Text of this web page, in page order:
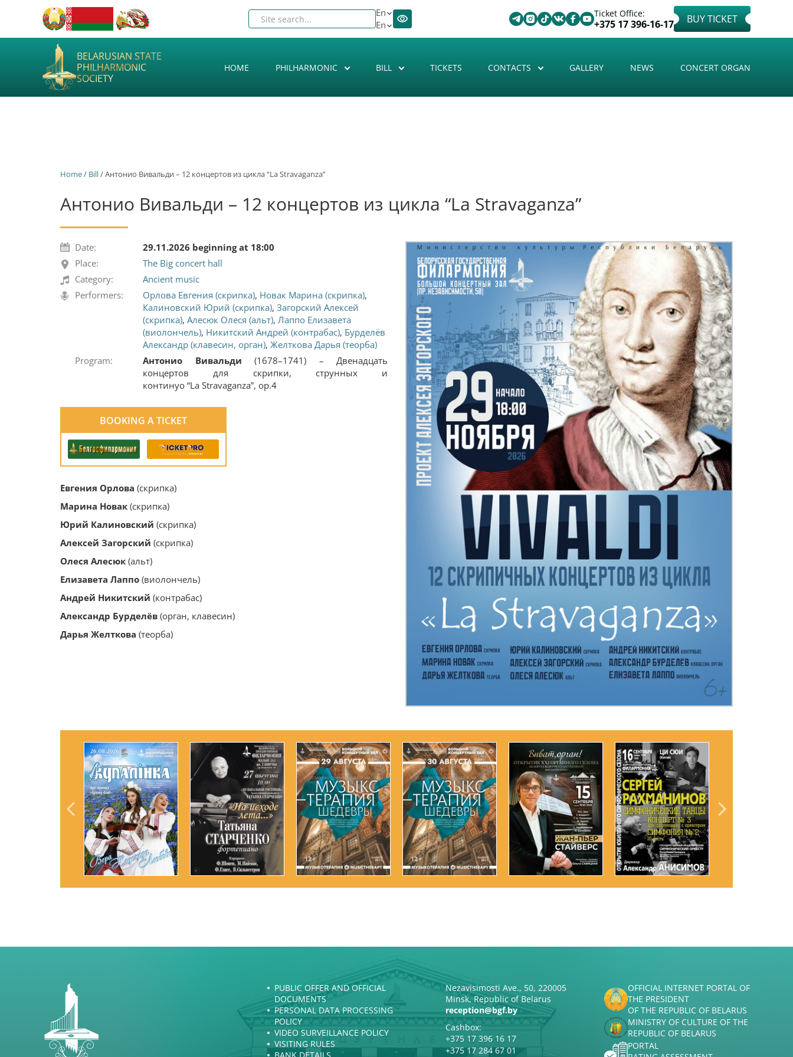
Ticket Office:
+375 17 396-16-17 BUY TICKET
En
En
BELARUSIAN STATE
PHILHARMONIC
SOCIETY
HOME PHILHARMONIC BILL TICKETS CONTACTS GALLERY NEWS CONCERT ORGAN
Home/ Bill/ Антонио Вивальди – 12 концертов из цикла “La Stravaganza”
Антонио Вивальди – 12 концертов из цикла “La Stravaganza”
Date:
29.11.2026 beginning at 18:00
Place:
The Big concert hall
Category:
Ancient music
Performers:
Орлова Евгения (скрипка), Новак Марина (скрипка),
Калиновский Юрий (скрипка), Загорский Алексей
(скрипка), Алесюк Олеся (альт), Лаппо Елизавета
(виолончель), Никитский Андрей (контрабас), Бурделёв
Александр (клавесин, орган), Желткова Дарья (теорба)
Program:
Антонио Вивальди (1678–1741) – Двенадцать
концертов для скрипки, струнных и
континуо “La Stravaganza”, ор.4
BOOKING A TICKET
Евгения Орлова (скрипка)
Марина Новак (скрипка)
Юрий Калиновский (скрипка)
Алексей Загорский (скрипка)
Олеся Алесюк (альт)
Елизавета Лаппо (виолончель)
Андрей Никитский (контрабас)
Александр Бурделёв (орган, клавесин)
Дарья Желткова (теорба)
PUBLIC OFFER AND OFFICIAL
DOCUMENTS
PERSONAL DATA PROCESSING
POLICY
VIDEO SURVEILLANCE POLICY
VISITING RULES
Nezavisimosti Ave., 50, 220005
Minsk, Republic of Belarus
reception@bgf.by
Cashbox:
+375 17 396 16 17
+375 17 284 67 01
OFFICIAL INTERNET PORTAL OF
THE PRESIDENT
OF THE REPUBLIC OF BELARUS
MINISTRY OF CULTURE OF THE
REPUBLIC OF BELARUS
PORTAL